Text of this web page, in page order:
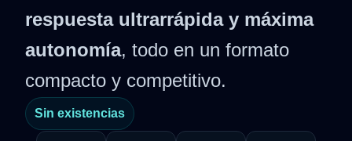
respuesta ultrarrápida y máxima
autonomía, todo en un formato
compacto y competitivo.
Sin existencias